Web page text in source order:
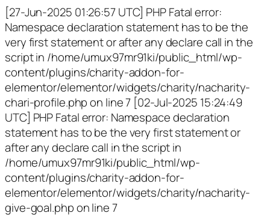
[27-Jun-2025 01:26:57 UTC] PHP Fatal error:
Namespace declaration statement has to be the
very first statement or after any declare call in the
script in /home/umux97mr91ki/public_html/wp-
content/plugins/charity-addon-for-
elementor/elementor/widgets/charity/nacharity-
chari-profile.php on line 7 [02-Jul-2025 15:24:49
UTC] PHP Fatal error: Namespace declaration
statement has to be the very first statement or
after any declare call in the script in
/home/umux97mr91ki/public_html/wp-
content/plugins/charity-addon-for-
elementor/elementor/widgets/charity/nacharity-
give-goal.php on line 7